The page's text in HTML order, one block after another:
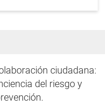
ciudadana:
del riesgo y